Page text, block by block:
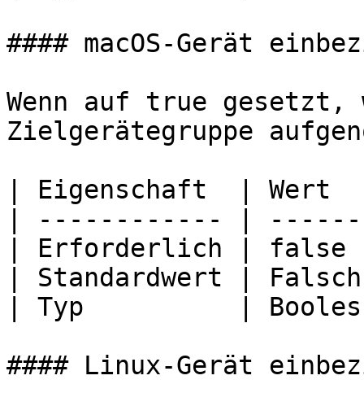
#### macOS-Gerät
Wenn auf true gesetzt,
Zielgerätegruppe
| Eigenschaft  |
| ------------ |
| Erforderlich |
| Standardwert |
| Typ          |
#### Linux-Gerät